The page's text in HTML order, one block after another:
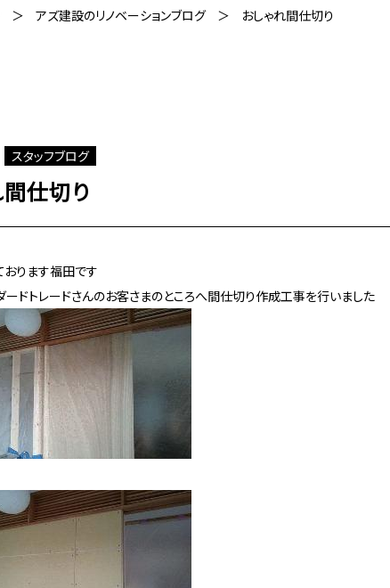
アズ建設のリノベーションブログ おしゃれ間仕切り
スタッフブログ
仕切り
おります福田です
ードトレードさんのお客さまのところへ間仕切り作成工事を行いました